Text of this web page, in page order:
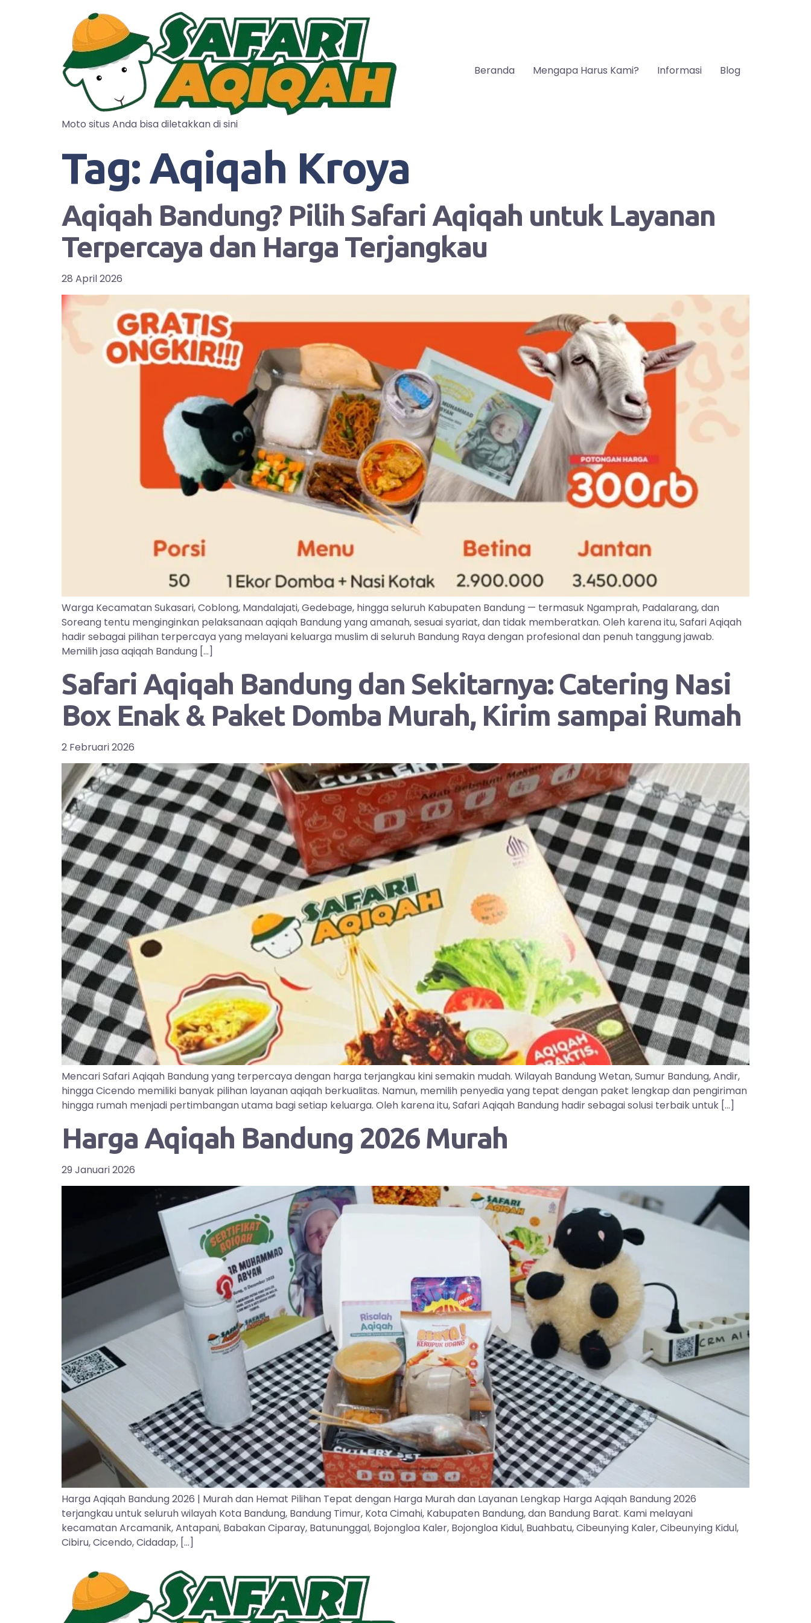
Moto situs Anda bisa diletakkan di sini
Beranda Mengapa Harus Kami? Informasi Blog
Tag: Aqiqah Kroya
Aqiqah Bandung? Pilih Safari Aqiqah untuk Layanan
Terpercaya dan Harga Terjangkau
28 April 2026
Warga Kecamatan Sukasari, Coblong, Mandalajati, Gedebage, hingga seluruh Kabupaten Bandung — termasuk Ngamprah, Padalarang, dan
Soreang tentu menginginkan pelaksanaan aqiqah Bandung yang amanah, sesuai syariat, dan tidak memberatkan. Oleh karena itu, Safari Aqiqah
hadir sebagai pilihan terpercaya yang melayani keluarga muslim di seluruh Bandung Raya dengan profesional dan penuh tanggung jawab.
Memilih jasa aqiqah Bandung […]
Safari Aqiqah Bandung dan Sekitarnya: Catering Nasi
Box Enak & Paket Domba Murah, Kirim sampai Rumah
2 Februari 2026
Mencari Safari Aqiqah Bandung yang terpercaya dengan harga terjangkau kini semakin mudah. Wilayah Bandung Wetan, Sumur Bandung, Andir,
hingga Cicendo memiliki banyak pilihan layanan aqiqah berkualitas. Namun, memilih penyedia yang tepat dengan paket lengkap dan pengiriman
hingga rumah menjadi pertimbangan utama bagi setiap keluarga. Oleh karena itu, Safari Aqiqah Bandung hadir sebagai solusi terbaik untuk […]
Harga Aqiqah Bandung 2026 Murah
29 Januari 2026
Harga Aqiqah Bandung 2026 | Murah dan Hemat Pilihan Tepat dengan Harga Murah dan Layanan Lengkap Harga Aqiqah Bandung 2026
terjangkau untuk seluruh wilayah Kota Bandung, Bandung Timur, Kota Cimahi, Kabupaten Bandung, dan Bandung Barat. Kami melayani
kecamatan Arcamanik, Antapani, Babakan Ciparay, Batununggal, Bojongloa Kaler, Bojongloa Kidul, Buahbatu, Cibeunying Kaler, Cibeunying Kidul,
Cibiru, Cicendo, Cidadap, […]